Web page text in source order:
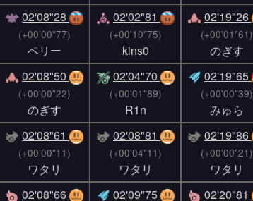
02'08"28
(+00'00"77)
ペリー
02'02"81
(+00'10"75)
kins0
02'19"26
(+00'01"61)
のぎす
02'08"50
(+00'00"22)
のぎす
02'04"70
(+00'01"89)
R1n
02'19"65
(+00'00"39)
みゅら
02'08"61
(+00'00"11)
ワタリ
02'08"81
(+00'04"11)
ワタリ
02'19"86
(+00'00"21)
ワタリ
02'08"66 02'09"75 02'20"81